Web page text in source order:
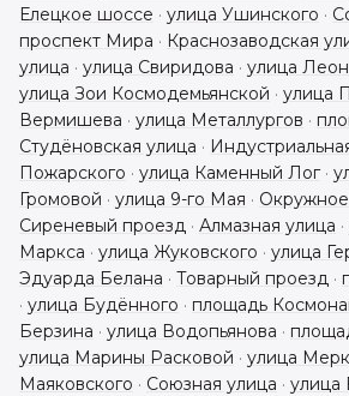
Елецкое шоссе · улица Ушинского ·
проспект Мира · Краснозаводская
улица · улица Свиридова · улица
улица Зои Космодемьянской · улица
Вермишева · улица Металлургов ·
Студёновская улица ·
Пожарского · улица Каменный Лог·
Громовой · улица 9-го Мая ·
Сиреневый проезд · Алмазная улица ·
Маркса · улица Жуковского · улица
Эдуарда Белана · Товарный проезд ·
· улица Будённого · площадь
Берзина · улица Водопьянова ·
улица Марины Расковой · улица
Маяковского · Союзная улица · улица